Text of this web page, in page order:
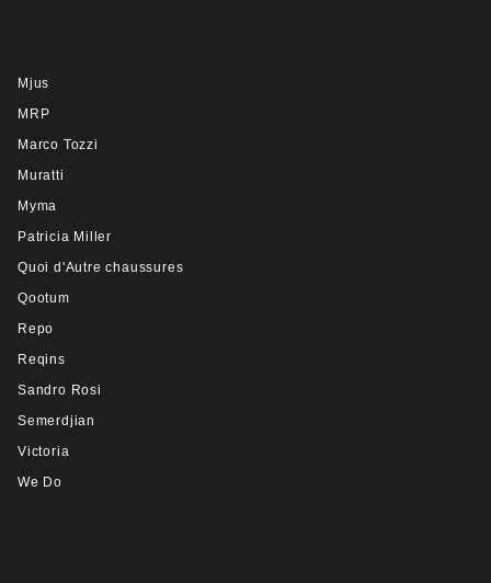
Mjus
MRP
Marco Tozzi
Muratti
Myma
Patricia Miller
Quoi d'Autre chaussures
Qootum
Repo
Reqins
Sandro Rosi
Semerdjian
Victoria
We Do